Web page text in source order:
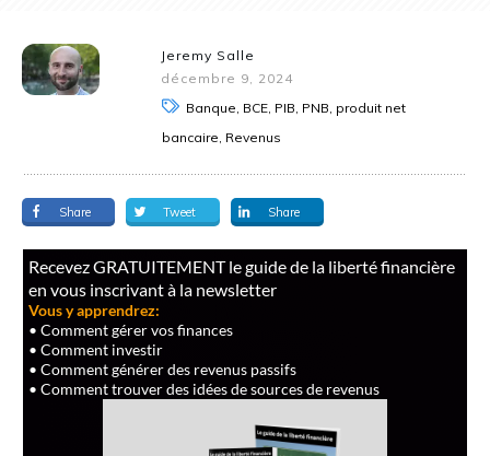
Jeremy Salle
décembre 9, 2024
Banque, BCE, PIB, PNB, produit net
bancaire, Revenus
Share Tweet Share